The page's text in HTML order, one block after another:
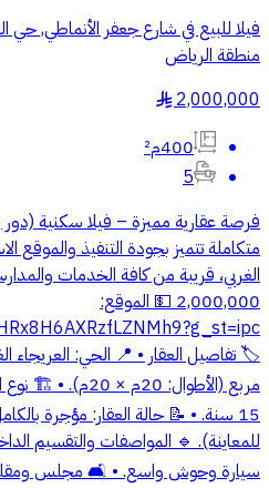
فيلا للبيع في شارع جعفر الأنماطي, حي
منطقة الرياض
2,000,000
§
400م²
5
متكاملة تتميز بجودة التنفيذ والموقع
الغربي، قريبة من كافة الخدمات
2,000,000 💵 الموقع:
مربع (الأطوال:
15 سنة. • 📝 حالة العقار: مؤجرة
للمعاينة). 🔹 المواصفات والتقسيم
سيارة وحوش واسع. • 🛋️ مجلس